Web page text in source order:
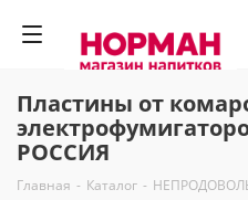
Пластины от
РОССИЯ
Главная - Каталог -